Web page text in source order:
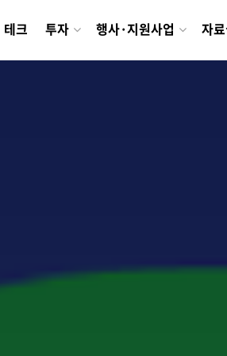
테크 투자 행사·지원사업 자